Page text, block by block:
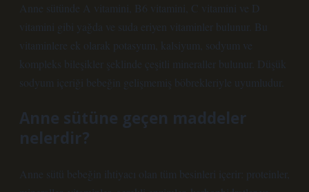
Anne sütünde A vitamini, B6 vitamini, C vitamini ve D
vitamini gibi yağda ve suda eriyen vitaminler bulunur. Bu
vitaminlere ek olarak potasyum, kalsiyum, sodyum ve
kompleks bileşikler şeklinde çeşitli mineraller bulunur. Düşük
sodyum içeriği bebeğin gelişmemiş böbrekleriyle uyumludur.
Anne sütüne geçen maddeler
nelerdir?
Anne sütü bebeğin ihtiyacı olan tüm besinleri içerir: proteinler,